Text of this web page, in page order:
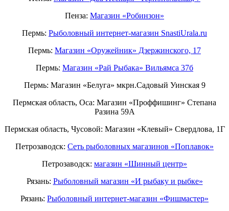
Пенза: Магазин «Робинзон»
Пермь: Рыболовный интернет-магазин SnastiUrala.ru
Пермь: Магазин «Оружейник» Дзержинского, 17
Пермь: Магазин «Рай Рыбака» Вильямса 37б
Пермь: Магазин «Белуга» мкрн.Садовый Уинская 9
Пермская область, Оса: Магазин «Проффишинг» Степана
Разина 59А
Пермская область, Чусовой: Магазин «Клевый» Свердлова, 1Г
Петрозаводск: Сеть рыболовных магазинов «Поплавок»
Петрозаводск: магазин «Шинный центр»
Рязань: Рыболовный магазин «И рыбаку и рыбке»
Рязань: Рыболовный интернет-магазин «Фишмастер»